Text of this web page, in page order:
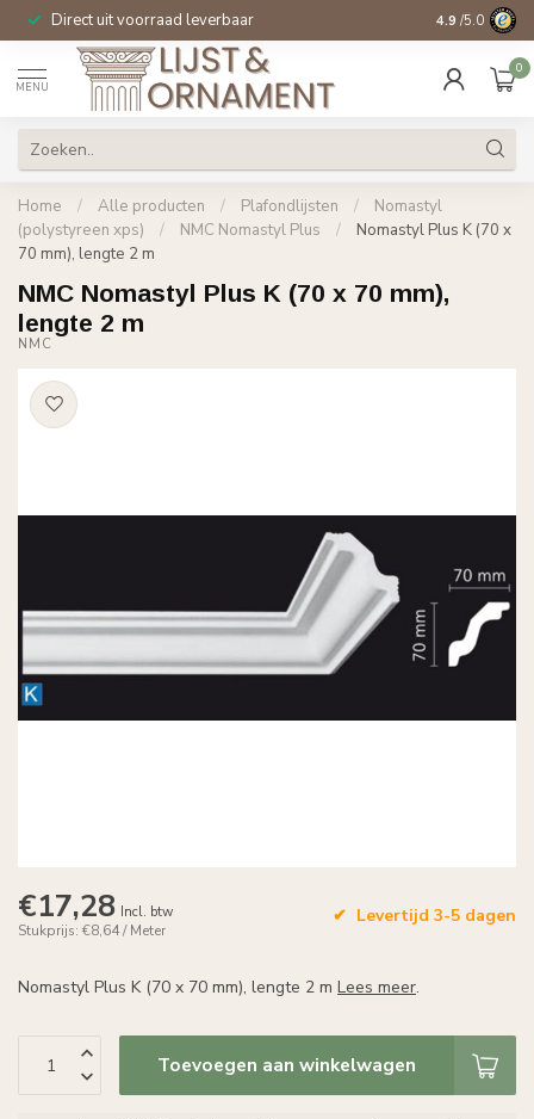
Direct uit voorraad leverbaar 14 dagen
4.9 /5.0
MENU
0
Home / Alle producten / Plafondlijsten /
Nomastyl
(polystyreen xps)
/ NMC Nomastyl Plus /
Nomastyl Plus K (70 x
70 mm), lengte 2 m
NMC Nomastyl Plus K (70 x 70 mm),
lengte 2 m
NMC
€17,28 Incl. btw
Stukprijs: €8,64 / Meter
Levertijd 3-5 dagen
Nomastyl Plus K (70 x 70 mm), lengte 2 m Lees meer.
Toevoegen aan winkelwagen